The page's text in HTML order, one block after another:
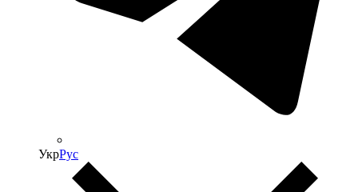
УкрРус